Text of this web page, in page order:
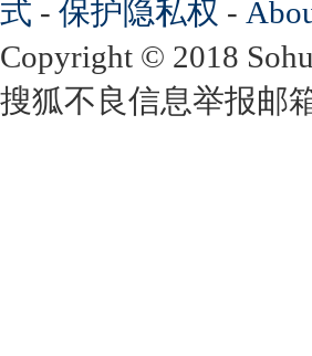
式 - 保护隐私权 -
Copyright © 2018
搜狐不良信息举报邮